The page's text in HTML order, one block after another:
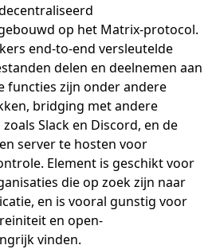
op het Matrix-protocol.
end-to-end versleutelde
delen en deelnemen aan
functies zijn onder andere
bridging met andere
Slack en Discord, en de
server te hosten voor
Element is geschikt voor
die op zoek zijn naar
en is vooral gunstig voor
en open-
vinden.